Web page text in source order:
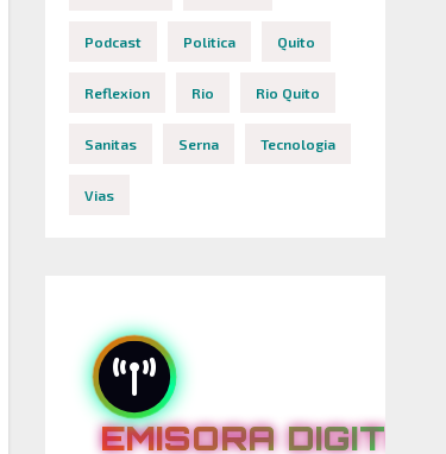
Podcast Politica Quito
Reflexion Rio Rio Quito
Sanitas Serna Tecnologia
Vias
EMISORA DIGITAL